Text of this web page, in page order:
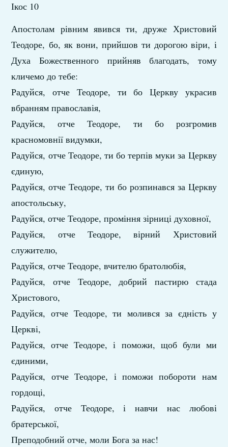
Ікос 10
Апостолам рівним явився ти, друже Христовий
Теодоре, бо, як вони, прийшов ти дорогою віри, і
Духа Божественного прийняв благодать, тому
кличемо до тебе:
Радуйся, отче Теодоре, ти бо Церкву украсив
вбранням православія,
Радуйся, отче Теодоре, ти бо розгромив
красномовнії видумки,
Радуйся, отче Теодоре, ти бо терпів муки за Церкву
єдиную,
Радуйся, отче Теодоре, ти бо розпинався за Церкву
апостольську,
Радуйся, отче Теодоре, проміння зірниці духовної,
Радуйся, отче Теодоре, вірний Христовий
служителю,
Радуйся, отче Теодоре, вчителю братолюбія,
Радуйся, отче Теодоре, добрий пастирю стада
Христового,
Радуйся, отче Теодоре, ти молився за єдність у
Церкві,
Радуйся, отче Теодоре, і поможи, щоб були ми
єдиними,
Радуйся, отче Теодоре, і поможи побороти нам
гордощі,
Радуйся, отче Теодоре, і навчи нас любові
братерської,
Преподобний отче, моли Бога за нас!